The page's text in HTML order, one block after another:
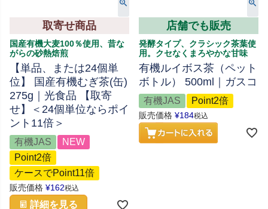
取寄せ商品
国産有機大麦100％使用、昔な
がらの砂熱焙煎
【単品、または24個単
位】 国産有機むぎ茶(缶)
275g｜光食品 【取寄
せ】＜24個単位ならポイ
ント11倍＞
有機JAS
NEW
Point2倍
ケースでPoint11倍
販売価格 ¥162税込
詳細を見る
店舗でも販売
発酵タイプ、クラシック茶葉使
用。クセなくまろやかな甘味
有機ルイボス茶（ペット
ボトル） 500ml｜ガスコ
有機JAS Point2倍
販売価格 ¥184税込